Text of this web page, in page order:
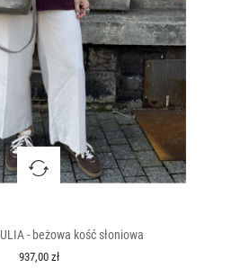
- beżowa kość słoniowa
937,00 zł